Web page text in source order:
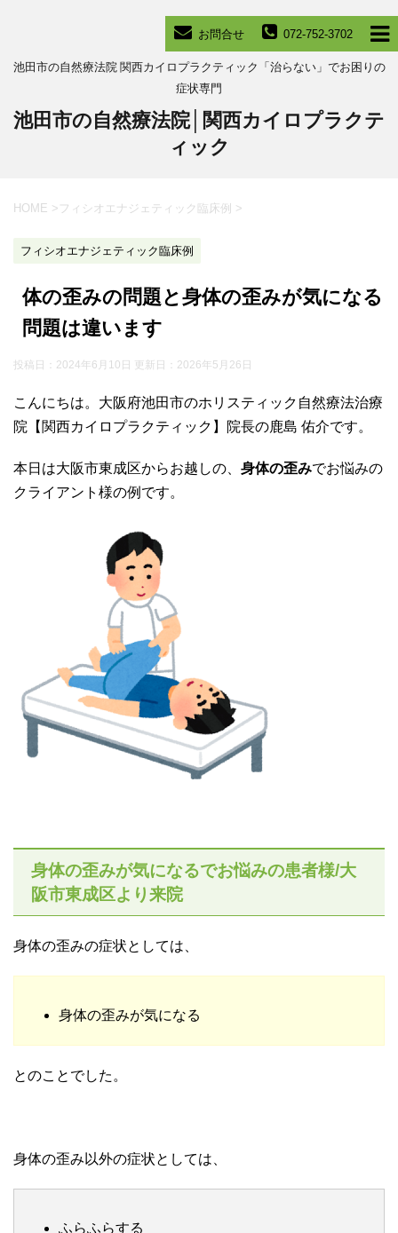
072-752-3702
お問合せ
池田市の自然療法院 関西カイロプラクティック「治らない」でお困りの
症状専門
池田市の自然療法院│関西カイロプラクテ
ィック
HOME > フィシオエナジェティック臨床例 >
フィシオエナジェティック臨床例
体の歪みの問題と身体の歪みが気になる
問題は違います
投稿日：2024年6月10日 更新日： 2026年5月26日
こんにちは。大阪府池田市のホリスティック自然療法治療
院【関西カイロプラクティック】院長の鹿島 佑介です。
本日は大阪市東成区からお越しの、 身体の歪みでお悩みの
クライアント様の例です。
身体の歪みが気になるでお悩みの患者様/大
阪市東成区より来院
身体の歪みの症状としては、
身体の歪みが気になる
とのことでした。
身体の歪み以外の症状としては、
ふらふらする